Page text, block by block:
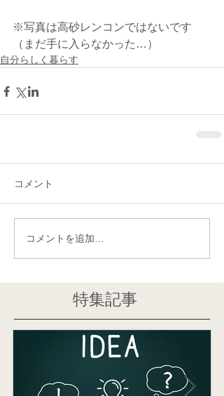
※写真は高砂レンコンではないです
（まだ手に入らなかった…）
自分らしく暮らす
コメント
コメントを追加…
特集記事